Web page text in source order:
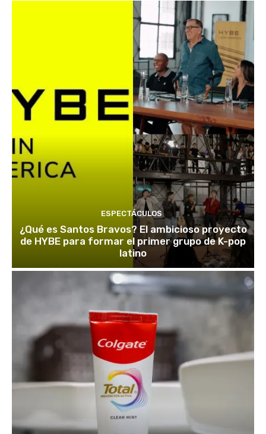
ESPECTÁCULOS
¿Qué es Santos Bravos? El ambicioso proyecto
de HYBE para formar el primer grupo de K-pop
latino